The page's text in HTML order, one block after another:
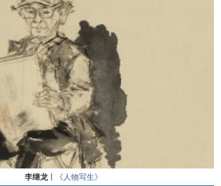
李继龙 《人物写生》